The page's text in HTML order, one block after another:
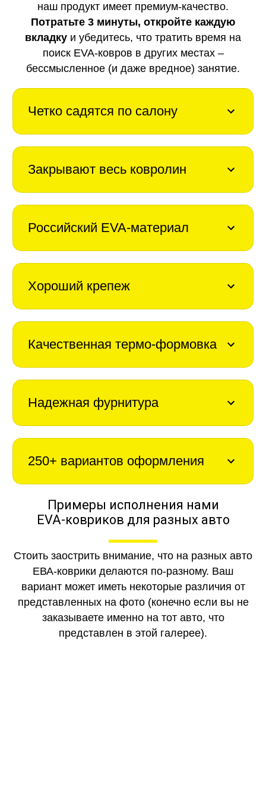
наш продукт имеет премиум-качество.
Потратьте 3 минуты, откройте каждую
вкладку и убедитесь, что тратить время на
поиск EVA-ковров в других местах –
бессмысленное (и даже вредное) занятие.
Четко садятся по салону
Закрывают весь ковролин
Российский EVA-материал
Хороший крепеж
Качественная термо-формовка
Надежная фурнитура
250+ вариантов оформления
Примеры исполнения нами
EVA-ковриков для разных авто
Стоить заострить внимание, что на разных авто
ЕВА-коврики делаются по-разному. Ваш
вариант может иметь некоторые различия от
представленных на фото (конечно если вы не
заказываете именно на тот авто, что
представлен в этой галерее).